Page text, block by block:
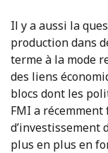
Il y a aussi la
production dans
terme à la mode
des liens
blocs dont les
FMI a
d’investissement
plus en plus en